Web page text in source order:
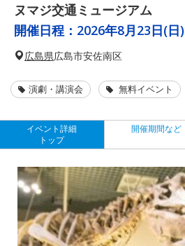
ヌマジ交通ミュージアム
開催日程： 2026年8月23日(日)
広島県広島市安佐南区
演劇・講演会 無料イベント
イベント詳細
トップ
開催期間など